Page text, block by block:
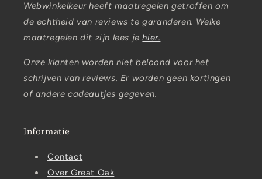
Webwinkelkeur heeft maatregelen getroffen om
de echtheid van reviews te garanderen. Welke
maatregelen dit zijn lees jehier.
Onze klanten worden niet beloond voor het
schrijven van reviews. Er worden geen kortingen
of andere cadeautjes gegeven.
Informatie
Contact
Over Great Oak